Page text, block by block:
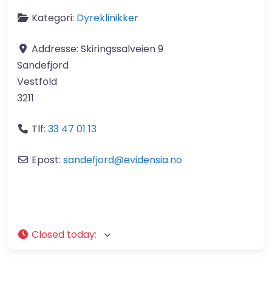
Kategori: Dyreklinikker
Addresse: Skiringssalveien 9
Sandefjord
Vestfold
3211
Tlf: 33 47 01 13​
Epost: sandefjord@evidensia.no
Closed today: